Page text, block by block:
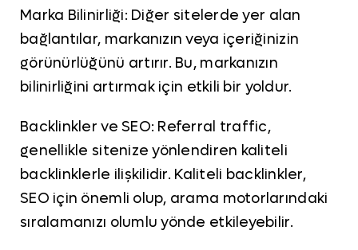
Marka Bilinirliği: Diğer sitelerde yer alan
bağlantılar, markanızın veya içeriğinizin
görünürlüğünü artırır. Bu, markanızın
bilinirliğini artırmak için etkili bir yoldur.
Backlinkler ve SEO: Referral traffic,
genellikle sitenize yönlendiren kaliteli
backlinklerle ilişkilidir. Kaliteli backlinkler,
SEO için önemli olup, arama motorlarındaki
sıralamanızı olumlu yönde etkileyebilir.